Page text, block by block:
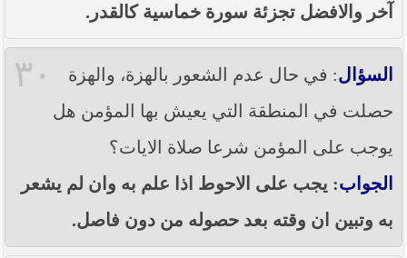
آخر والافضل تجزئة سورة خماسية كالقدر.
٣٠ السؤال: في حال عدم الشعور بالهزة، والهزة
حصلت في المنطقة التي يعيش بها المؤمن هل
يوجب على المؤمن شرعا صلاة الايات؟
الجواب: يجب على الاحوط اذا علم به وان لم يشعر
به وتبين ان وقته بعد حصوله من دون فاصل.